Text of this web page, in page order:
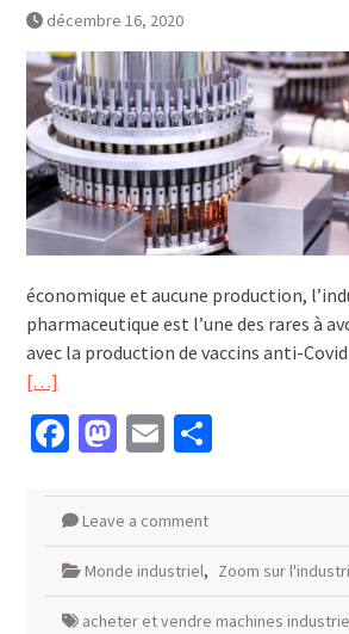
décembre 16, 2020
économique et aucune production,
pharmaceutique est l’une des rares à
avec la production de vaccins anti-
[…]
Facebook
Mastodon
EmailPartager
Leave a comment
Monde industriel, Zoom sur
acheter et vendre machines